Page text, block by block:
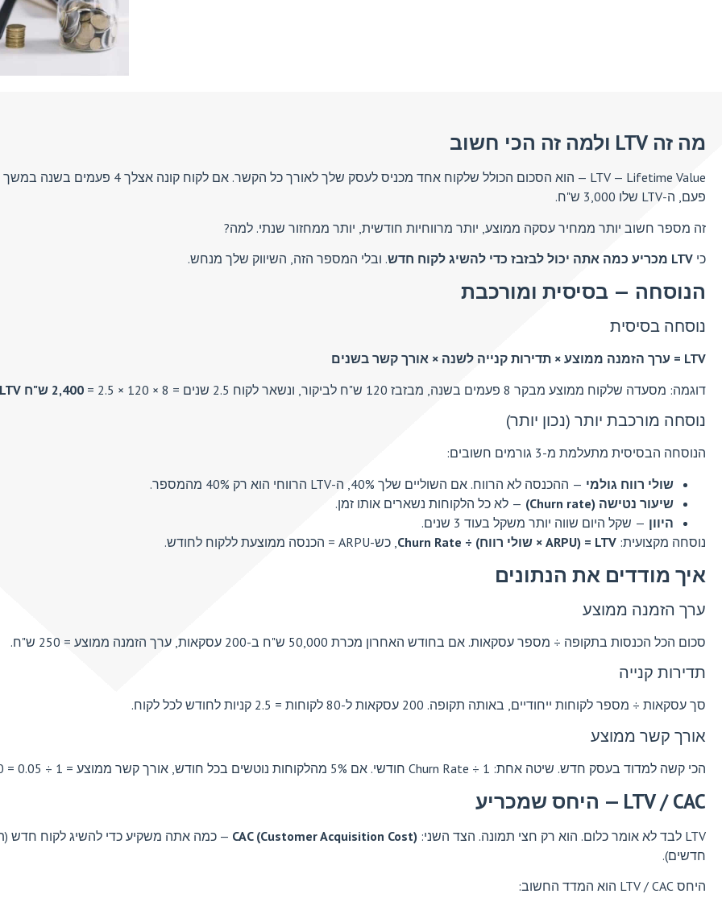
מה זה LTV ולמה זה הכי חשוב
פעם, ה-LTV שלו 3,000 ש"ח.
זה מספר חשוב יותר ממחיר עסקה ממוצע, יותר מרווחיות חודשית, יותר ממחזור שנתי. למה?
כי LTV מכריע כמה אתה יכול לבזבז כדי להשיג לקוח חדש . ובלי המספר הזה, השיווק שלך מנחש.
הנוסחה — בסיסית ומורכבת
נוסחה בסיסית
LTV = ערך הזמנה ממוצע × תדירות קנייה לשנה × אורך קשר בשנים
דוגמה: מסעדה שלקוח ממוצע מבקר 8 פעמים בשנה, מבזבז 120 ש"ח לביקור, ונשאר לקוח 2.5 שנים = 8 × 120 × 2.5 =
2,400 ש"ח LTV
נוסחה מורכבת יותר (נכון יותר)
הנוסחה הבסיסית מתעלמת מ-3 גורמים חשובים:
שולי רווח גולמי — ההכנסה לא הרווח. אם השוליים שלך 40%, ה-LTV הרווחי הוא רק 40% מהמספר.
שיעור נטישה (Churn rate)
— לא כל הלקוחות נשארים אותו זמן.
היוון — שקל היום שווה יותר משקל בעוד 3 שנים.
נוסחה מקצועית: LTV = (ARPU × שולי רווח) ÷ Churn Rate , כש-ARPU = הכנסה ממוצעת ללקוח לחודש.
איך מודדים את הנתונים
ערך הזמנה ממוצע
סכום הכל הכנסות בתקופה ÷ מספר עסקאות. אם בחודש האחרון מכרת 50,000 ש"ח ב-200 עסקאות, ערך הזמנה ממוצע = 250 ש"ח.
תדירות קנייה
סך עסקאות ÷ מספר לקוחות ייחודיים, באותה תקופה. 200 עסקאות ל-80 לקוחות = 2.5 קניות לחודש לכל לקוח.
אורך קשר ממוצע
הכי קשה למדוד בעסק חדש. שיטה אחת: 1 ÷ Churn Rate חודשי. אם 5% מהלקוחות נוטשים בכל חודש, אורך קשר ממוצע = 1 ÷ 0.05 = 20 חודשים.
LTV / CAC — היחס שמכריע
LTV לבד לא אומר כלום. הוא רק חצי תמונה. הצד השני: CAC (Customer Acquisition Cost) — כמה אתה משקיע כדי להשיג לקוח חדש
חדשים).
היחס LTV / CAC הוא המדד החשוב: